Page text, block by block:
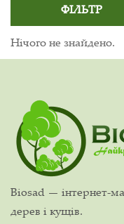
ФІЛЬТР
Нічого не знайдено.
Biosad — інтернет-
дерев і кущів.